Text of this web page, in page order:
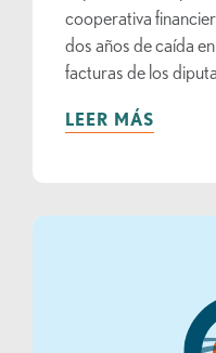
cooperativa
dos años de caída
facturas de los
LEER MÁS